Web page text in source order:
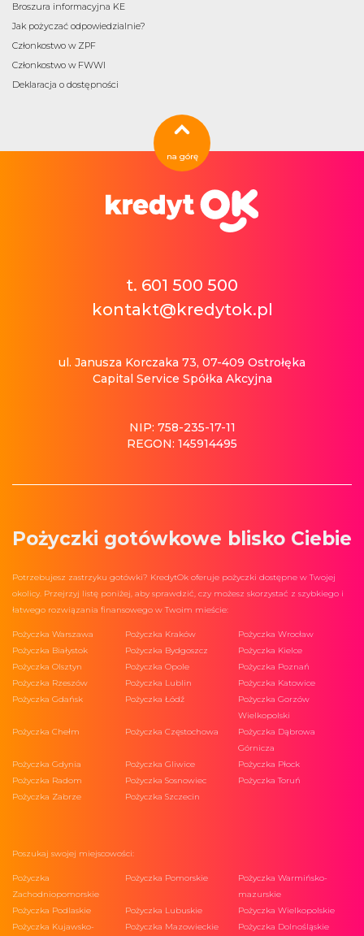
Broszura informacyjna KE
Jak pożyczać odpowiedzialnie?
Członkostwo w ZPF
Członkostwo w FWWI
Deklaracja o dostępności
na górę
t. 601 500 500
kontakt@kredytok.pl
ul. Janusza Korczaka 73, 07-409 Ostrołęka
Capital Service Spółka Akcyjna
NIP: 758-235-17-11
REGON: 145914495
Pożyczki gotówkowe blisko Ciebie
Potrzebujesz zastrzyku gotówki? KredytOk oferuje pożyczki dostępne w Twojej
okolicy. Przejrzyj listę poniżej, aby sprawdzić, czy możesz skorzystać z szybkiego i
łatwego rozwiązania finansowego w Twoim mieście:
Pożyczka Warszawa Pożyczka Kraków
Pożyczka Wrocław
Pożyczka Białystok
Pożyczka Bydgoszcz
Pożyczka Kielce
Pożyczka Olsztyn
Pożyczka Opole
Pożyczka Poznań
Pożyczka Rzeszów
Pożyczka Lublin
Pożyczka Katowice
Pożyczka Gdańsk
Pożyczka Łódź
Pożyczka Gorzów
Wielkopolski
Pożyczka Chełm
Pożyczka Częstochowa
Pożyczka Dąbrowa
Górnicza
Pożyczka Gdynia
Pożyczka Gliwice
Pożyczka Płock
Pożyczka Radom
Pożyczka Sosnowiec
Pożyczka Toruń
Pożyczka Zabrze
Pożyczka Szczecin
Poszukaj swojej miejscowości:
Pożyczka
Zachodniopomorskie
Pożyczka Pomorskie
Pożyczka Warmińsko-
mazurskie
Pożyczka Podlaskie
Pożyczka Lubuskie
Pożyczka Wielkopolskie
Pożyczka Kujawsko-
Pożyczka Mazowieckie Pożyczka Dolnośląskie